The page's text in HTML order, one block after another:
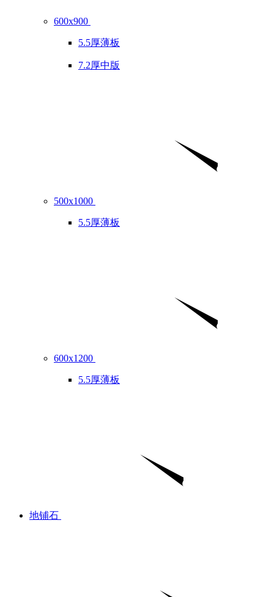
600x900
5.5厚薄板
7.2厚中版
500x1000
5.5厚薄板
600x1200
5.5厚薄板
地铺石